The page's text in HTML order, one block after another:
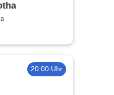
20:00 Uhr